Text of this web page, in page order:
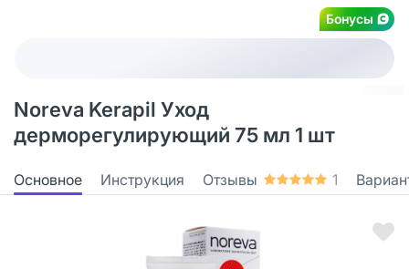
Бонусы
Noreva Kerapil Уход
дерморегулирующий 75 мл 1 шт
Основное Инструкция Отзывы 1